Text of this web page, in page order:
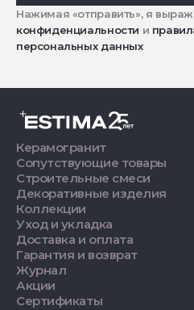
Нажимая «отправить», я
конфиденциальности и
персональных данных
Керамогранит
Сопутствующие товары
Строительные смеси
Декоративные изделия
Коллекции
Уход и укладка
Доставка и оплата
Гарантия и возврат
Журнал
Акции
Сертификаты